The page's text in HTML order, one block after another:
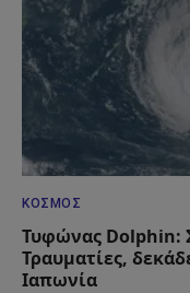
ΚΌΣΜΟΣ
Τυφώνας Dolphin:
Τραυματίες,
Ιαπωνία